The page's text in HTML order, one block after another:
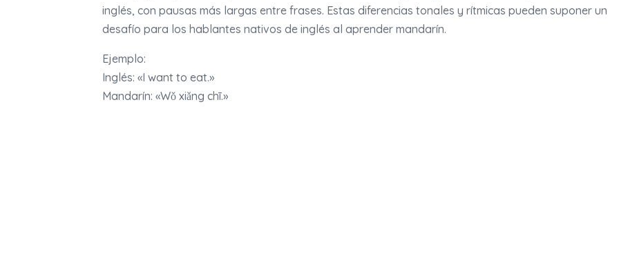
inglés, con pausas más largas entre frases. Estas diferencias tonales y rítmicas pueden suponer un
desafío para los hablantes nativos de inglés al aprender mandarín.
Ejemplo:
Inglés: «I want to eat.»
Mandarín: «Wǒ xiǎng chī.»